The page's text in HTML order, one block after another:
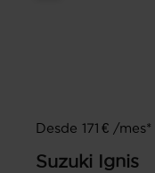
Desde 171 € /mes*
Suzuki
Ignis